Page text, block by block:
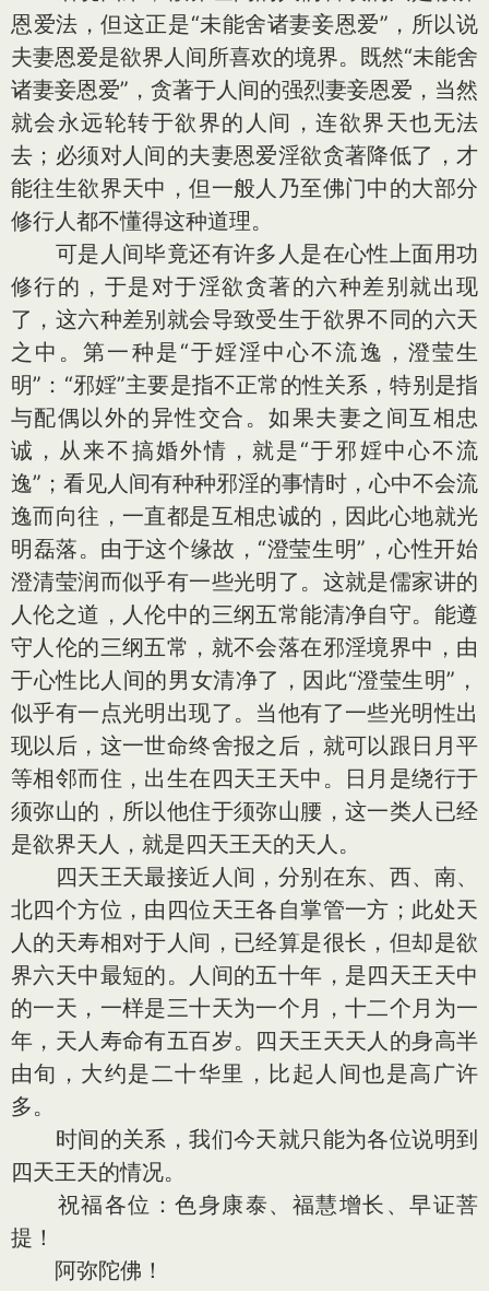
恩爱法，但这正是“未能舍诸妻妾恩爱”，所以说
夫妻恩爱是欲界人间所喜欢的境界。既然“未能舍
诸妻妾恩爱”，贪著于人间的强烈妻妾恩爱，当然
就会永远轮转于欲界的人间，连欲界天也无法
去；必须对人间的夫妻恩爱淫欲贪著降低了，才
能往生欲界天中，但一般人乃至佛门中的大部分
修行人都不懂得这种道理。
可是人间毕竟还有许多人是在心性上面用功
修行的，于是对于淫欲贪著的六种差别就出现
了，这六种差别就会导致受生于欲界不同的六天
之中。第一种是“于婬淫中心不流逸，澄莹生
明”：“邪婬”主要是指不正常的性关系，特别是指
与配偶以外的异性交合。如果夫妻之间互相忠
诚，从来不搞婚外情，就是“于邪婬中心不流
逸”；看见人间有种种邪淫的事情时，心中不会流
逸而向往，一直都是互相忠诚的，因此心地就光
明磊落。由于这个缘故，“澄莹生明”，心性开始
澄清莹润而似乎有一些光明了。这就是儒家讲的
人伦之道，人伦中的三纲五常能清净自守。能遵
守人伦的三纲五常，就不会落在邪淫境界中，由
于心性比人间的男女清净了，因此“澄莹生明”，
似乎有一点光明出现了。当他有了一些光明性出
现以后，这一世命终舍报之后，就可以跟日月平
等相邻而住，出生在四天王天中。日月是绕行于
须弥山的，所以他住于须弥山腰，这一类人已经
是欲界天人，就是四天王天的天人。
四天王天最接近人间，分别在东、西、南、
北四个方位，由四位天王各自掌管一方；此处天
人的天寿相对于人间，已经算是很长，但却是欲
界六天中最短的。人间的五十年，是四天王天中
的一天，一样是三十天为一个月，十二个月为一
年，天人寿命有五百岁。四天王天天人的身高半
由旬，大约是二十华里，比起人间也是高广许
多。
时间的关系，我们今天就只能为各位说明到
四天王天的情况。
祝福各位：色身康泰、福慧增长、早证菩
提！
阿弥陀佛！